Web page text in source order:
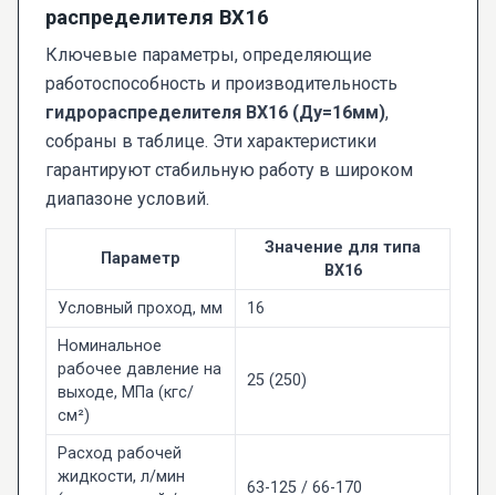
распределителя ВХ16
Ключевые параметры, определяющие
работоспособность и производительность
гидрораспределителя ВХ16 (Ду=16мм),
собраны в таблице. Эти характеристики
гарантируют стабильную работу в широком
диапазоне условий.
Параметр
Значение для типа
ВХ16
Условный проход, мм
16
Номинальное
рабочее давление на
выходе, МПа (кгс/
см²)
25 (250)
Расход рабочей
жидкости, л/мин
63-125 / 66-170